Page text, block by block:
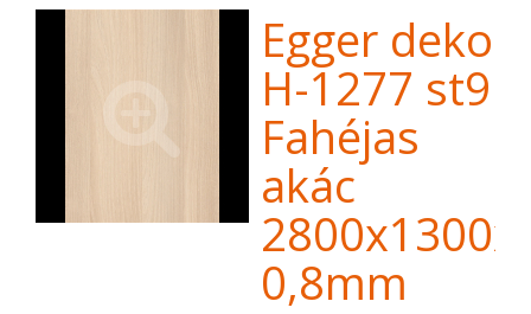
Egger dekor
H-1277 st9
Fahéjas
akác
2800x1300x
0,8mm